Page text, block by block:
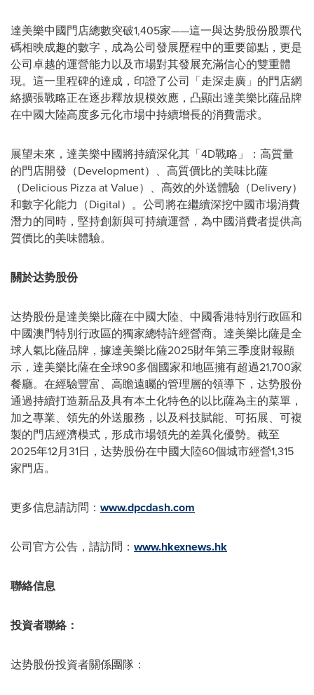
達美樂中國門店總數突破1,405家——這一與达势股份股票代
碼相映成趣的數字，成為公司發展歷程中的重要節點，更是
公司卓越的運營能力以及市場對其發展充滿信心的雙重體
現。這一里程碑的達成，印證了公司「走深走廣」的門店網
絡擴張戰略正在逐步釋放規模效應，凸顯出達美樂比薩品牌
在中國大陸高度多元化市場中持續增長的消費需求。
展望未來，達美樂中國將持續深化其「4D戰略」：高質量
的門店開發（Development）、高質價比的美味比薩
（Delicious Pizza at Value）、高效的外送體驗（Delivery）
和數字化能力（Digital）。公司將在繼續深挖中國市場消費
潛力的同時，堅持創新與可持續運營，為中國消費者提供高
質價比的美味體驗。
關於达势股份
达势股份是達美樂比薩在中國大陸、中國香港特別行政區和
中國澳門特別行政區的獨家總特許經營商。達美樂比薩是全
球人氣比薩品牌，據達美樂比薩2025財年第三季度財報顯
示，達美樂比薩在全球90多個國家和地區擁有超過21,700家
餐廳。在經驗豐富、高瞻遠矚的管理層的領導下，达势股份
通過持續打造新品及具有本土化特色的以比薩為主的菜單，
加之專業、領先的外送服務，以及科技賦能、可拓展、可複
製的門店經濟模式，形成市場領先的差異化優勢。截至
2025年12月31日，达势股份在中國大陸60個城市經營1,315
家門店。
更多信息請訪問： www.dpcdash.com
公司官方公告，請訪問： www.hkexnews.hk
聯絡信息
投資者聯絡：
达势股份投資者關係團隊：